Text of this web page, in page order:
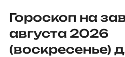
Гороскоп на
августа 2026
(воскресенье)